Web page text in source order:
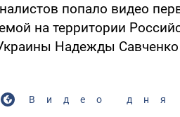
попало видео
на территории
Надежды
Видео дня